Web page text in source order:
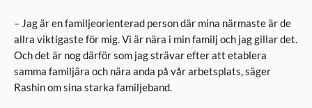
– Jag är en familjeorienterad person där mina närmaste är de
allra viktigaste för mig. Vi är nära i min familj och jag gillar det.
Och det är nog därför som jag strävar efter att etablera
samma familjära och nära anda på vår arbetsplats, säger
Rashin om sina starka familjeband.